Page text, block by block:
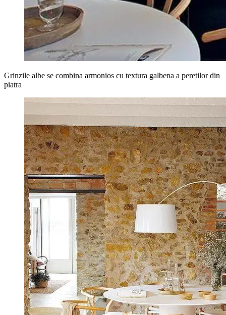
Grinzile albe se combina armonios cu textura galbena a peretilor din
piatra